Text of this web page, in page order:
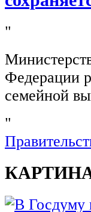
"
Федерации
семейной
"